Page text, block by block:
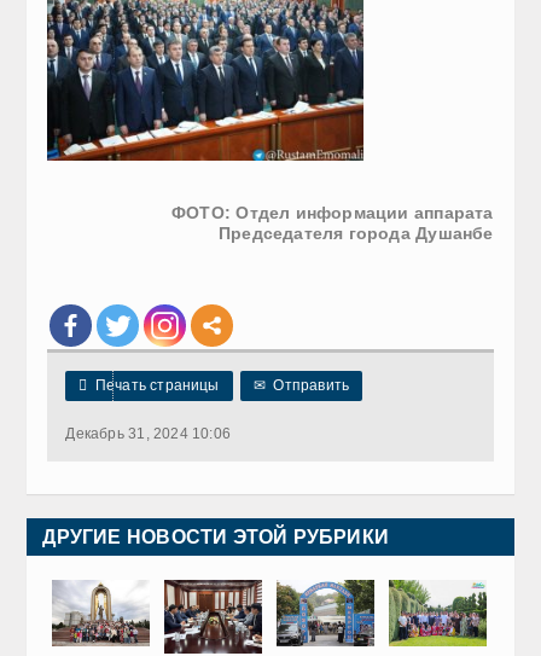
ФОТО: Отдел информации аппарата
Председателя города Душанбе
 Печать страницы ✉ Отправить
Декабрь 31, 2024 10:06
ДРУГИЕ НОВОСТИ ЭТОЙ РУБРИКИ